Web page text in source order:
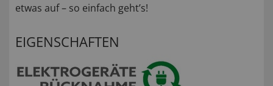
etwas auf – so einfach geht’s!
EIGENSCHAFTEN